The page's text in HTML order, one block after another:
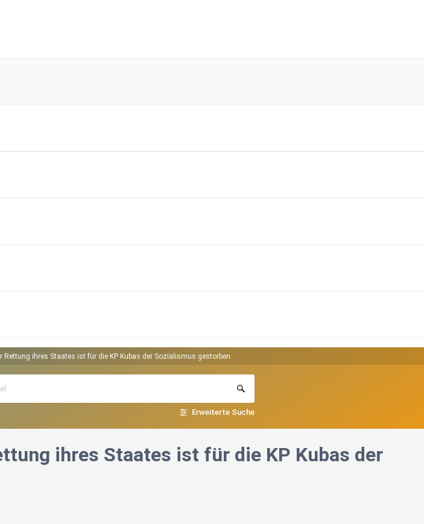
Rettung ihres Staates ist für die KP Kubas der Sozialismus gestorben
Erweiterte Suche
ihres Staates ist für die KP Kubas der